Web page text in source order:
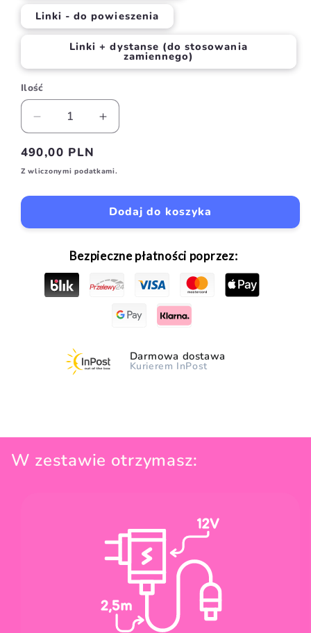
Linki - do powieszenia
Linki + dystanse (do stosowania
zamiennego)
Ilość
Ilość
Zmniejsz
ilość
dla
Neon
Zwiększ
ilość
Neon
Cena
regularna
490,00 PLN
Z wliczonymi podatkami.
Dodaj do koszyka
Bezpieczne płatności poprzez:
Darmowa dostawa
Kurierem InPost
W zestawie otrzymasz: